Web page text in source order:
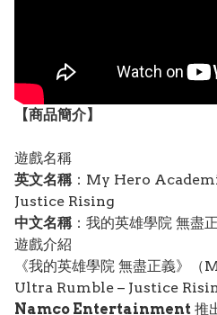
【商品簡介】
遊戲名稱
英文名稱 ：My Hero
Justice Rising
中文名稱 ：我的英雄學院 無盡
遊戲介紹
《我的英雄學院 無盡正義》
Ultra Rumble – Justice
Namco Entertainment 推